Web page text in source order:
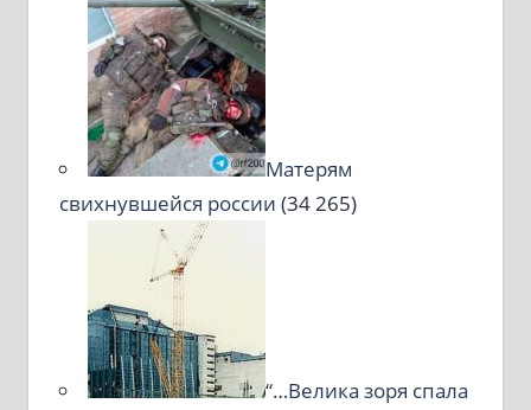
Матерям
свихнувшейся россии (34 265)
“…Велика зоря спала